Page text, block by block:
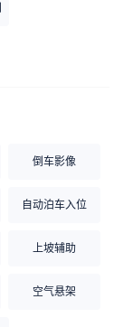
倒车影像
自动泊车入位
上坡辅助
空气悬架